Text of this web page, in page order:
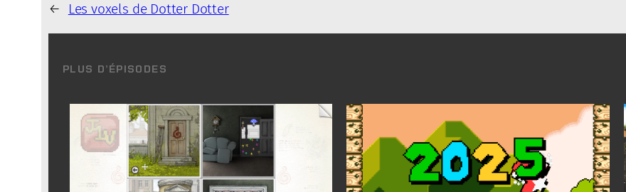
←
Les voxels de Dotter Dotter
PLUS D’ÉPISODES